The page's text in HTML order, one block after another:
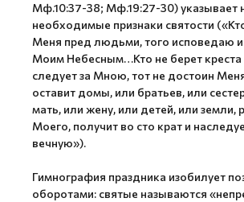
Мф.10:37-38; Мф.19:27-30) указывает
необходимые признаки святости
Меня пред людьми, того исповедаю
Моим Небесным…Кто не берет креста
следует за Мною, тот не достоин
оставит домы, или братьев, или
мать, или жену, или детей, или земли,
Моего, получит во сто крат и
вечную»).
Гимнография праздника изобилует
оборотами: святые называются